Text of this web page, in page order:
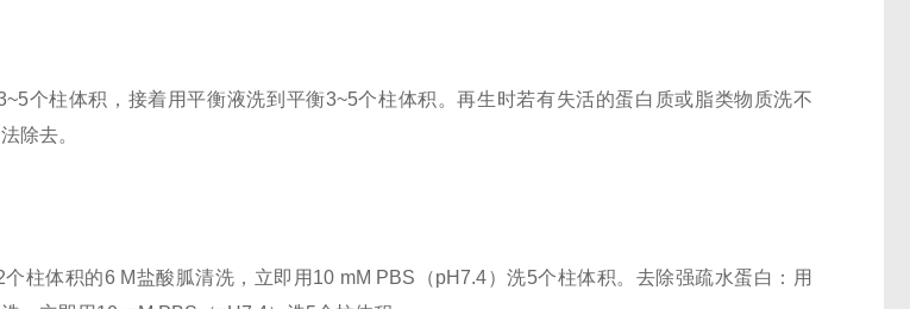
个柱体积，接着用平衡液洗到平衡3~5个柱体积。再生时若有失活的蛋白质或脂类物质洗不
除去。
柱体积的6 M盐酸胍清洗，立即用10 mM PBS（pH7.4）洗5个柱体积。去除强疏水蛋白：用